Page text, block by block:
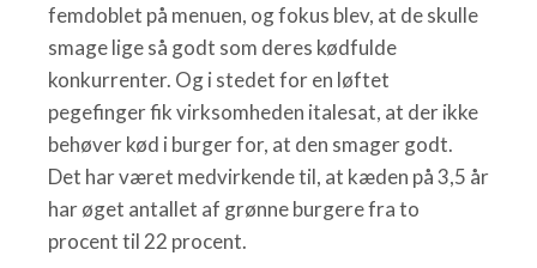
femdoblet på menuen, og fokus blev, at de skulle
smage lige så godt som deres kødfulde
konkurrenter. Og i stedet for en løftet
pegefinger fik virksomheden italesat, at der ikke
behøver kød i burger for, at den smager godt.
Det har været medvirkende til, at kæden på 3,5 år
har øget antallet af grønne burgere fra to
procent til 22 procent.